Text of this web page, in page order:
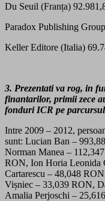
Du Seuil (Franța)
Paradox Publishing
Keller Editore (Italia)
3. Prezentati va rog, in
finantarilor, primii zece
fonduri ICR pe
Intre 2009 – 2012,
sunt: Lucian Ban –
Norman Manea –
RON, Ion Horia Leonida
Cartarescu – 48,048
Vișniec – 33,039 RON,
Amalia Perjoschi –